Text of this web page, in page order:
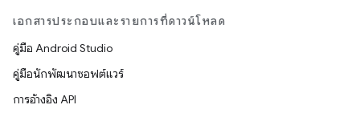
เอกสารประกอบและรายการที่ดาวน์โหลด
คู่มือ Android Studio
คู่มือนักพัฒนาซอฟต์แวร์
การอ้างอิง API